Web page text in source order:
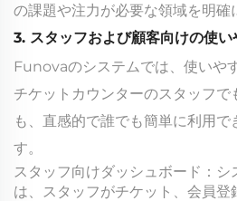
の課題や注力が必要な領域を明確
3. スタッフおよび顧客向けの使
Funovaのシステムでは、使いや
チケットカウンターのスタッフ
も、直感的で誰でも簡単に利用で
す。
スタッフ向けダッシュボード：シ
は、スタッフがチケット、会員